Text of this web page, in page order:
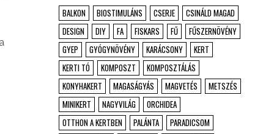
BALKON BIOSTIMULÁNS CSERJE
CSINÁLD MAGAD
DESIGN
DIY FA FISKARS FŰ
FŰSZERNÖVÉNY
GYEP
GYÓGYNÖVÉNY KARÁCSONY
KERT
KERTI TÓ
KOMPOSZT
KOMPOSZTÁLÁS
KONYHAKERT
MAGASÁGYÁS MAGVETÉS
METSZÉS
MINIKERT
NAGYVILÁG
ORCHIDEA
OTTHON A KERTBEN
PALÁNTA
PARADICSOM